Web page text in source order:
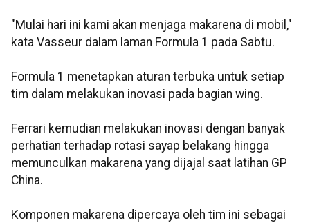
"Mulai hari ini kami akan menjaga makarena di mobil,"
kata Vasseur dalam laman Formula 1 pada Sabtu.
Formula 1 menetapkan aturan terbuka untuk setiap
tim dalam melakukan inovasi pada bagian wing.
Ferrari kemudian melakukan inovasi dengan banyak
perhatian terhadap rotasi sayap belakang hingga
memunculkan makarena yang dijajal saat latihan GP
China.
Komponen makarena dipercaya oleh tim ini sebagai